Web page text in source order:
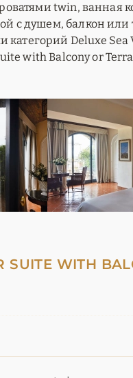
twin, ванная
с душем, балкон или
Deluxe Sea
with Balcony or
SUITE WITH